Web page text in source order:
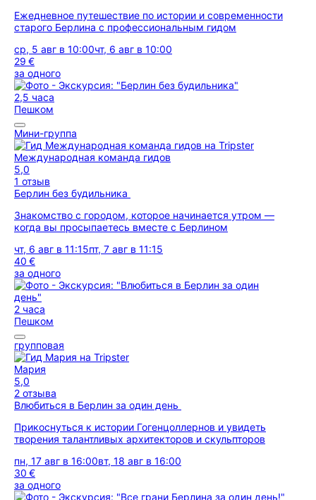
Ежедневное путешествие по истории и современности
старого Берлина с профессиональным гидом
ср, 5 авг в 10:00чт, 6 авг в 10:00
29 €
за одного
2,5 часа
Пешком
Мини-группа
Международная команда гидов
5,0
1 отзыв
Берлин без будильника
Знакомство с городом, которое начинается утром —
когда вы просыпаетесь вместе с Берлином
чт, 6 авг в 11:15пт, 7 авг в 11:15
40 €
за одного
2 часа
Пешком
групповая
Мария
5,0
2 отзыва
Влюбиться в Берлин за один день
Прикоснуться к истории Гогенцоллернов и увидеть
творения талантливых архитекторов и скульпторов
пн, 17 авг в 16:00вт, 18 авг в 16:00
30 €
за одного